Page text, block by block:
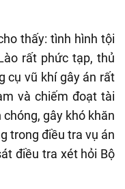
thấy: tình hình tội
rất phức tạp, thủ
cụ vũ khí gây án rất
và chiếm đoạt tài
gây khó khăn
trong điều tra vụ án
điều tra xét hỏi Bộ